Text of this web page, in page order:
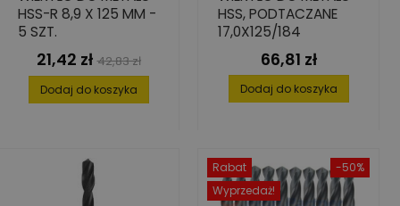
HSS-R 8,9 X 125 MM -
5 SZT.
Cena
21,42 zł Cena
podstawowa
42,83 zł
Dodaj do koszyka
HSS, PODTACZANE
17,0X125/184
Cena
66,81 zł
Dodaj do koszyka
-50%
Rabat
Wyprzedaż!